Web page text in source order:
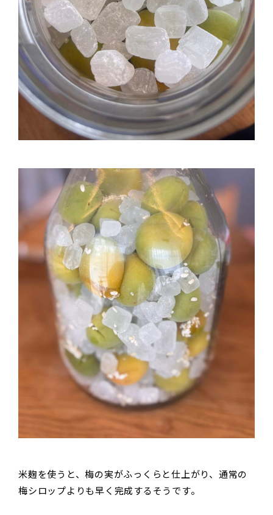
米麹を使うと、梅の実がふっくらと仕上がり、通常の
梅シロップよりも早く完成するそうです。